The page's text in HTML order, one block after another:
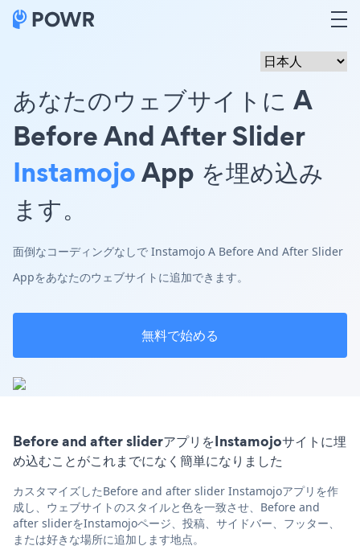
あなたのウェブサイトに A
Before And After Slider
InstamojoApp を埋め込み
ます。
面倒なコーディングなしで Instamojo A Before And After Slider
Appをあなたのウェブサイトに追加できます。
無料で始める
Before and after sliderアプリをInstamojoサイトに埋
め込むことがこれまでになく簡単になりました
カスタマイズしたBefore and after slider Instamojoアプリを作
成し、ウェブサイトのスタイルと色を一致させ、Before and
after sliderをInstamojoページ、投稿、サイドバー、フッター、
または好きな場所に追加します地点。